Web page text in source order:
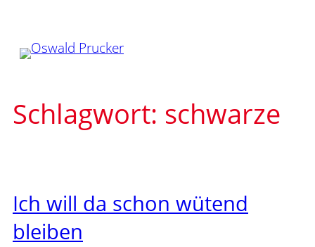
springen
Schlagwort: schwarze
Ich will da schon wütend
bleiben